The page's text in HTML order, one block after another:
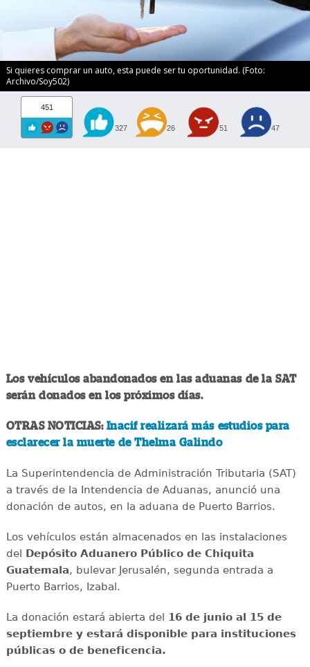
Si quieres comprar un auto, esta puede ser tu oportunidad. (Foto:
Archivo/Soy502)
451
327 26 51 47
Los vehículos abandonados en las aduanas de la SAT
serán donados en los próximos días.
OTRAS NOTICIAS:Inacif realizará más estudios para
esclarecer la muerte de Thelma Galindo
La Superintendencia de Administración Tributaria (SAT)
a través de la Intendencia de Aduanas, anunció una
donación de autos, en la aduana de Puerto Barrios.
Los vehículos están almacenados en las instalaciones
del Depósito Aduanero Público de Chiquita
Guatemala, bulevar Jerusalén, segunda entrada a
Puerto Barrios, Izabal.
La donación estará abierta del 16 de junio al 15 de
septiembre y estará disponible para instituciones
públicas o de beneficencia.